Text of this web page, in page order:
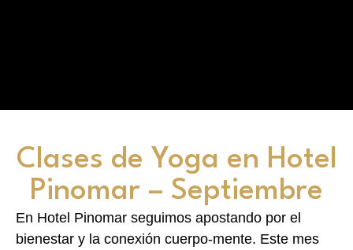
Clases de Yoga en Hotel
Pinomar – Septiembre
En Hotel Pinomar seguimos apostando por el
bienestar y la conexión cuerpo-mente. Este mes